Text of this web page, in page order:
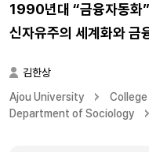
1990년대 “금융자동화
신자유주의 세계화와 금
김한상
Ajou University
Department of Sociology